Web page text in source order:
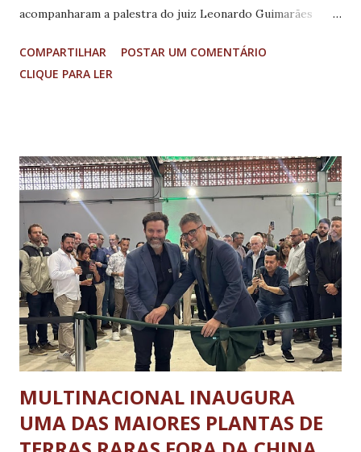
acompanharam a palestra do juiz Leonardo Guimarães
mineiras participaram, nesta sexta-feira (29/5), de uma
visita técnica aos Juizados de Violência Doméstica e
Curso Nacional para Atuação nas Patrulhas Maria da Penha,
promovido pela Secretaria Nacional de Segurança Pública
(Senasp). As Patrulhas Maria da Penha são unidades
integradas da Polícia Militar e de Guardas Municipais
focadas em proteger mulheres vítimas de violência
doméstica. Elas realizam visitas periódicas para fiscalizar o
cumprimento de medidas protetivas e orientar vítimas e
autores de violência doméstica, prevenindo a reincidência
de violência...
COMPARTILHAR
POSTAR UM COMENTÁRIO
CLIQUE PARA LER
MULTINACIONAL INAUGURA
UMA DAS MAIORES PLANTAS DE